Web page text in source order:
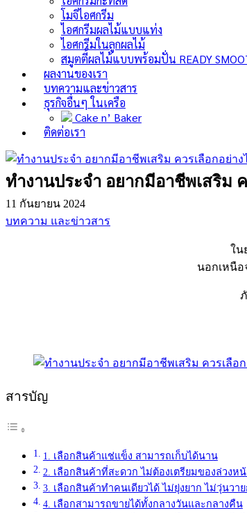
โมจิไอศกรีม
ไอศกรีมผลไม้แบบแท่ง
ไอศกรีมในลูกผลไม้
สมูตตี้ผลไม้แบบพร้อมปั่น READY
ผลงานของเรา
บทความและข่าวสาร
ธุรกิจอื่นๆ ในเครือ
Cake n’ Baker
ติดต่อเรา
ทำงานประจำ อยากมีอาชีพเสริม ค
11 กันยายน 2024
บทความ และข่าวสาร
ใน
นอกเหนือ
สารบัญ
1. เลือกสินค้าแช่แข็ง สามารถเก็บได้นาน
2. เลือกสินค้าที่สะดวก ไม่ต้องเตรียมของล่วงห
3. เลือกสินค้าทำคนเดียวได้ ไม่ยุ่งยาก ไม่วุ่นวา
4. เลือกสามารถขายได้ทั้งกลางวันและกลางคืน